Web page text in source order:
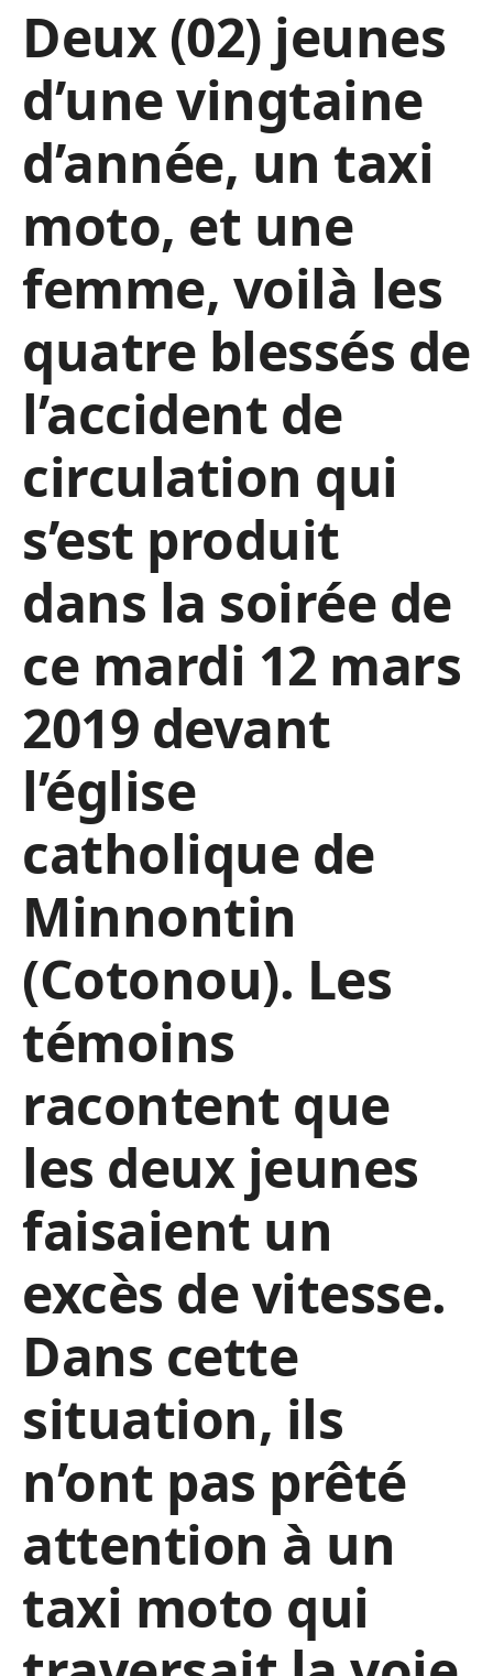
Deux (02) jeunes
d’une vingtaine
d’année, un taxi
moto, et une
femme, voilà les
quatre blessés de
l’accident de
circulation qui
s’est produit
dans la soirée de
ce mardi 12 mars
2019 devant
l’église
catholique de
Minnontin
(Cotonou). Les
témoins
racontent que
les deux jeunes
faisaient un
excès de vitesse.
Dans cette
situation, ils
n’ont pas prêté
attention à un
taxi moto qui